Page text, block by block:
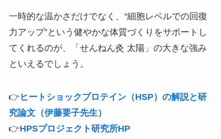
一時的な温かさだけでなく、“細胞レベルでの回復
力アップ”という健やかな体質づくりをサポートし
てくれるのが、「せんねん灸 太陽」の大きな強み
といえるでしょう。
👉 ヒートショックプロテイン（HSP）の解説と研
究論文（伊藤要子先生）
👉HPSプロジェクト研究所HP